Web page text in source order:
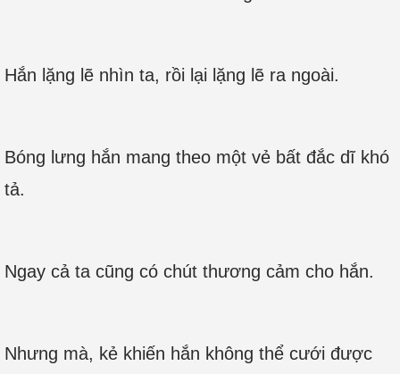
Hắn lặng lẽ nhìn ta, rồi lại lặng lẽ ra ngoài.
Bóng lưng hắn mang theo một vẻ bất đắc dĩ khó
tả.
Ngay cả ta cũng có chút thương cảm cho hắn.
Nhưng mà, kẻ khiến hắn không thể cưới được